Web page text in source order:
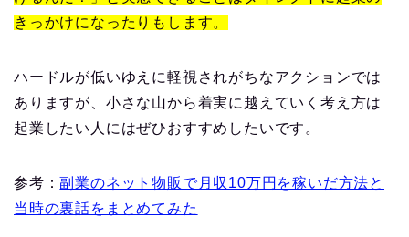
きっかけになったりもします。
ハードルが低いゆえに軽視されがちなアクションでは
ありますが、小さな山から着実に越えていく考え方は
起業したい人にはぜひおすすめしたいです。
参考：副業のネット物販で月収10万円を稼いだ方法と
当時の裏話をまとめてみた